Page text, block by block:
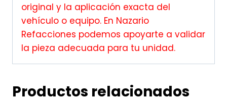
original y la aplicación exacta del
vehículo o equipo. En Nazario
Refacciones podemos apoyarte a validar
la pieza adecuada para tu unidad.
Productos relacionados